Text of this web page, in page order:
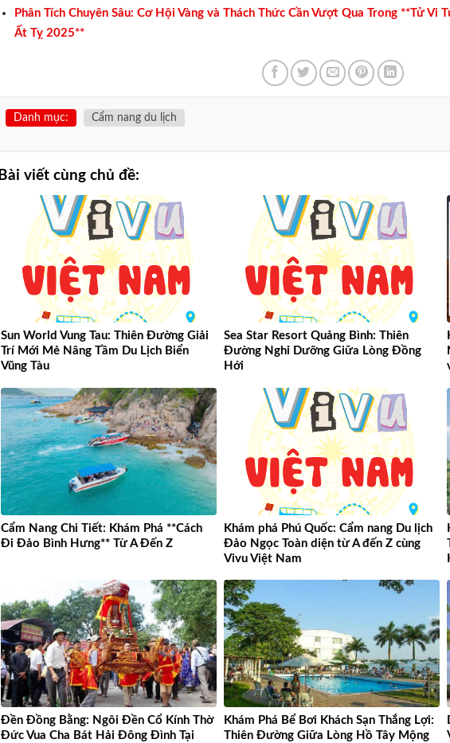
Phân Tích Chuyên Sâu: Cơ Hội Vàng và Thách Thức Cần Vượt Qua Trong **Tử
Ất Tỵ 2025**
Danh mục: Cẩm nang du lịch
Bài viết cùng chủ đề:
Sun World Vung Tau: Thiên Đường Giải
Trí Mới Mẻ Nâng Tầm Du Lịch Biển
Vũng Tàu
Sea Star Resort Quảng Bình: Thiên
Đường Nghỉ Dưỡng Giữa Lòng Đồng
Hới
Cẩm Nang Chi Tiết: Khám Phá **Cách
Đi Đảo Bình Hưng** Từ A Đến Z
Khám phá Phú Quốc: Cẩm nang Du lịch
Đảo Ngọc Toàn diện từ A đến Z cùng
Vivu Việt Nam
Đền Đồng Bằng: Ngôi Đền Cổ Kính Thờ
Đức Vua Cha Bát Hải Đông Đình Tại
Khám Phá Bể Bơi Khách Sạn Thắng Lợi:
Thiên Đường Giữa Lòng Hồ Tây Mộng